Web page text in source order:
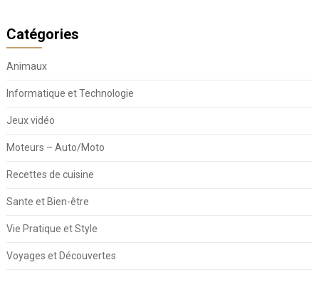
Catégories
Animaux
Informatique et Technologie
Jeux vidéo
Moteurs – Auto/Moto
Recettes de cuisine
Sante et Bien-être
Vie Pratique et Style
Voyages et Découvertes